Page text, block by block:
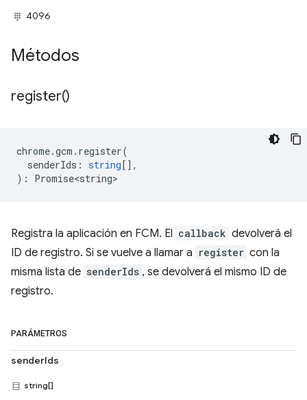
4096
Métodos
register()
chrome.gcm . register(
senderIds : string[],
) : Promise<string>
Registra la aplicación en FCM. El callback devolverá el
ID de registro. Si se vuelve a llamar a register con la
misma lista de senderIds , se devolverá el mismo ID de
registro.
PARÁMETROS
senderIds
string[]